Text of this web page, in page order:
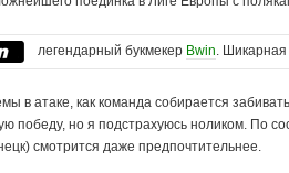
легендарный букмекер Bwin. Шикарная
в атаке, как команда собирается
победу, но я подстрахуюсь ноликом. По
смотрится даже предпочтительнее.